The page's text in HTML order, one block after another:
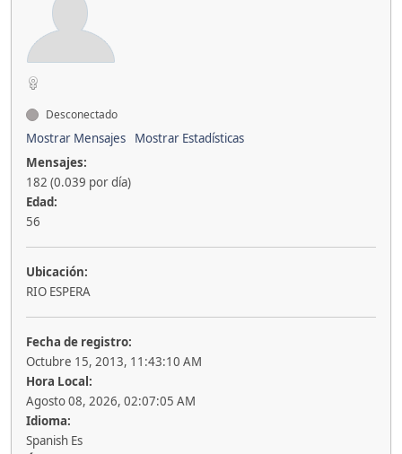
Desconectado
Mostrar Mensajes
Mostrar Estadísticas
Mensajes:
182 (0.039 por día)
Edad:
56
Ubicación:
RIO ESPERA
Fecha de registro:
Octubre 15, 2013, 11:43:10 AM
Hora Local:
Agosto 08, 2026, 02:07:05 AM
Idioma:
Spanish Es